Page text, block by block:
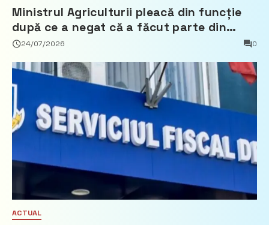
Ministrul Agriculturii pleacă din funcție
după ce a negat că a făcut parte din
Partidul Democrat
24/07/2026 0
ACTUAL